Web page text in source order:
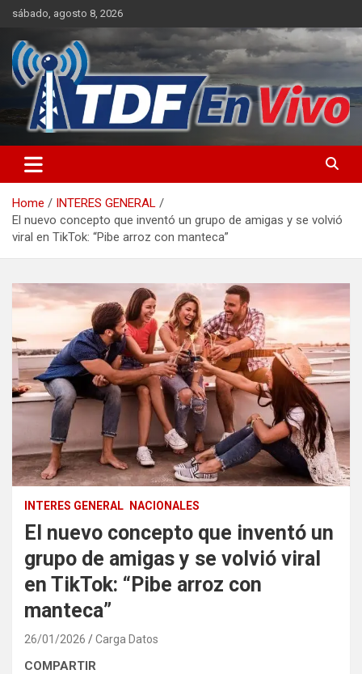
Skip
content
sábado, agosto 8, 2026
Home
INTERES GENERAL
El nuevo concepto que inventó un grupo de amigas y se volvió
viral en TikTok: “Pibe arroz con manteca”
INTERES GENERAL NACIONALES
El nuevo concepto que inventó un
grupo de amigas y se volvió viral
en TikTok: “Pibe arroz con
manteca”
26/01/2026 Carga Datos
COMPARTIR